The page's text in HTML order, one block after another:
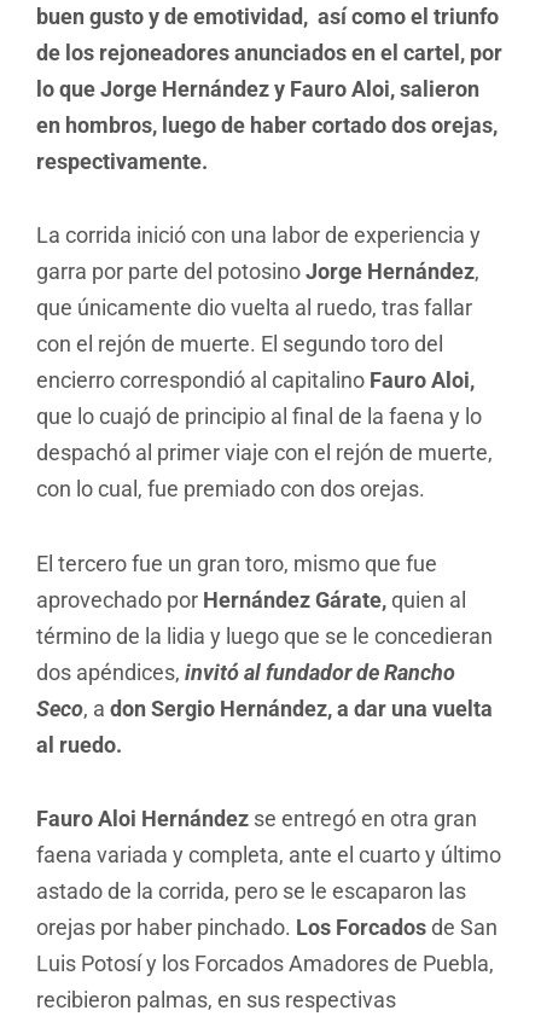
buen gusto y de emotividad, así como el triunfo
de los rejoneadores anunciados en el cartel, por
lo que Jorge Hernández y Fauro Aloi, salieron
en hombros, luego de haber cortado dos orejas,
respectivamente.
La corrida inició con una labor de experiencia y
garra por parte del potosinoJorge Hernández,
que únicamente dio vuelta al ruedo, tras fallar
con el rejón de muerte. El segundo toro del
encierro correspondió al capitalino Fauro Aloi,
que lo cuajó de principio al final de la faena y lo
despachó al primer viaje con el rejón de muerte,
con lo cual, fue premiado con dos orejas.
El tercero fue un gran toro, mismo que fue
aprovechado por Hernández Gárate,quien al
término de la lidia y luego que se le concedieran
dos apéndices, invitó al fundador de Rancho
Seco, a don Sergio Hernández, a dar una vuelta
al ruedo.
Fauro Aloi Hernández se entregó en otra gran
faena variada y completa, ante el cuarto y último
astado de la corrida, pero se le escaparon las
orejas por haber pinchado. Los Forcadosde San
Luis Potosí y los Forcados Amadores de Puebla,
recibieron palmas, en sus respectivas